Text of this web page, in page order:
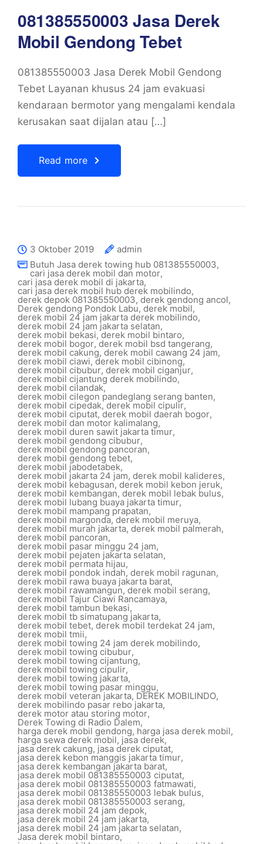
081385550003 Jasa Derek
Mobil Gendong Tebet
081385550003 Jasa Derek Mobil Gendong
Tebet Layanan khusus 24 jam evakuasi
kendaraan bermotor yang mengalami kendala
kerusakan saat dijalan atau […]
Read more
3 Oktober 2019
admin
Butuh Jasa derek towing hub 081385550003,
cari jasa derek mobil dan motor,
cari jasa derek mobil di jakarta,
cari jasa derek mobil hub derek mobilindo,
derek depok 081385550003, derek gendong ancol,
Derek gendong Pondok Labu, derek mobil,
derek mobil 24 jam jakarta derek mobilindo,
derek mobil 24 jam jakarta selatan,
derek mobil bekasi,derek mobil bintaro,
derek mobil bogor,derek mobil bsd tangerang,
derek mobil cakung, derek mobil cawang 24 jam,
derek mobil ciawi, derek mobil cibinong,
derek mobil cibubur, derek mobil ciganjur,
derek mobil cijantung derek mobilindo,
derek mobil cilandak,
derek mobil cilegon pandeglang serang banten,
derek mobil cipedak, derek mobil cipulir,
derek mobil ciputat, derek mobil daerah bogor,
derek mobil dan motor kalimalang,
derek mobil duren sawit jakarta timur,
derek mobil gendong cibubur,
derek mobil gendong pancoran,
derek mobil gendong tebet,
derek mobil jabodetabek,
derek mobil jakarta 24 jam, derek mobil kalideres,
derek mobil kebagusan, derek mobil kebon jeruk,
derek mobil kembangan, derek mobil lebak bulus,
derek mobil lubang buaya jakarta timur,
derek mobil mampang prapatan,
derek mobil margonda,derek mobil meruya,
derek mobil murah jakarta, derek mobil palmerah,
derek mobil pancoran,
derek mobil pasar minggu 24 jam,
derek mobil pejaten jakarta selatan,
derek mobil permata hijau,
derek mobil pondok indah, derek mobil ragunan,
derek mobil rawa buaya jakarta barat,
derek mobil rawamangun, derek mobil serang,
derek mobil Tajur Ciawi Rancamaya,
derek mobil tambun bekasi,
derek mobil tb simatupang jakarta,
derek mobil tebet, derek mobil terdekat 24 jam,
derek mobil tmii,
derek mobil towing 24 jam derek mobilindo,
derek mobil towing cibubur,
derek mobil towing cijantung,
derek mobil towing cipulir,
derek mobil towing jakarta,
derek mobil towing pasar minggu,
derek mobil veteran jakarta, DEREK MOBILINDO,
derek mobilindo pasar rebo jakarta,
derek motor atau storing motor,
Derek Towing di Radio Dalem,
harga derek mobil gendong, harga jasa derek mobil,
harga sewa derek mobil, jasa derek,
jasa derek cakung, jasa derek ciputat,
jasa derek kebon manggis jakarta timur,
jasa derek kembangan jakarta barat,
jasa derek mobil 081385550003 ciputat,
jasa derek mobil 081385550003 fatmawati,
jasa derek mobil 081385550003 lebak bulus,
jasa derek mobil 081385550003 serang,
jasa derek mobil 24 jam depok,
jasa derek mobil 24 jam jakarta,
jasa derek mobil 24 jam jakarta selatan,
Jasa derek mobil bintaro,